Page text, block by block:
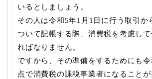
いるとしましょう。
その人は令和5年1月1日に行う取引か
ついて記帳する際、消費税を考慮し
ればなりません。
ですから、その準備をするためにも
点で消費税の課税事業者になることが